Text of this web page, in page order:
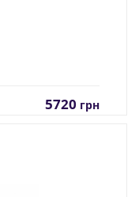
5720 грн